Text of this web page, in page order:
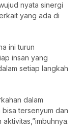
nyata sinergi
yang ada di
ini turun
insan yang
setiap langkah
dalam
tersenyum dan